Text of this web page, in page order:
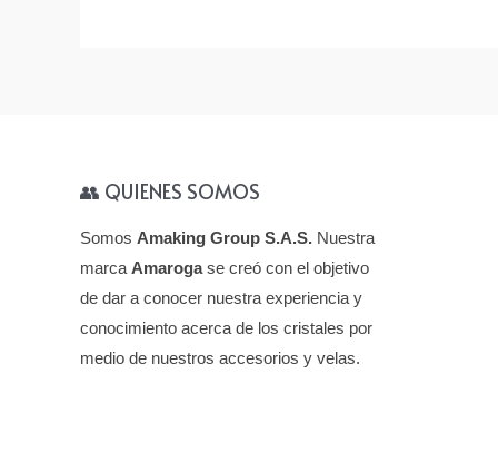
👥 QUIENES SOMOS
Somos Amaking Group S.A.S. Nuestra
marca Amarogase creó con el objetivo
de dar a conocer nuestra experiencia y
conocimiento acerca de los cristales por
medio de nuestros accesorios y velas.